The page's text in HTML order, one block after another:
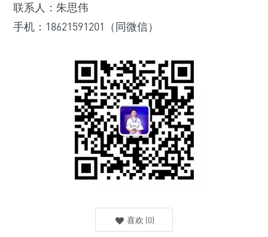
联系人：朱思伟
手机：18621591201（同微信）
喜欢 (0)